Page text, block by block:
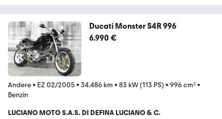
Ducati Monster S4R 996
6.990 €
Andere• EZ 02/2005 • 34.486 km • 83 kW (113 PS) • 996 cm³•
Benzin
LUCIANO MOTO S.A.S. DI DEFINA LUCIANO & C.